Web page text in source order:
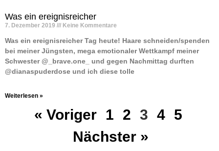
Was ein ereignisreicher
7. Dezember 2019 Keine Kommentare
Was ein ereignisreicher Tag heute! Haare schneiden/spenden
bei meiner Jüngsten, mega emotionaler Wettkampf meiner
Schwester @_brave.one_ und gegen Nachmittag durften
@dianaspuderdose und ich diese tolle
Weiterlesen »
« Voriger 1 2 3 4 5
Nächster »